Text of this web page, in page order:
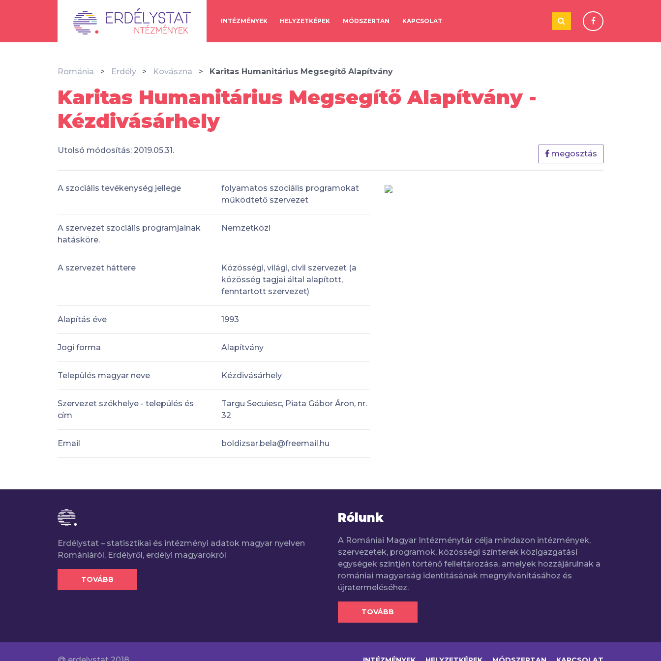
INTÉZMÉNYEK HELYZETKÉPEK MÓDSZERTAN KAPCSOLAT
Románia Erdély Kovászna Karitas Humanitárius Megsegítő Alapítvány
Karitas Humanitárius Megsegítő Alapítvány -
Kézdivásárhely
Utolsó módosítás: 2019.05.31. megosztás
A szociális tevékenység jellege
folyamatos szociális programokat
működtető szervezet
A szervezet szociális programjainak
hatásköre.
Nemzetközi
A szervezet háttere
Közösségi, világi, civil szervezet (a
közösség tagjai által alapított,
fenntartott szervezet)
Alapítás éve 1993
Jogi forma Alapítvány
Település magyar neve Kézdivásárhely
Szervezet székhelye - település és
cím
Targu Secuiesc, Piata Gábor Áron, nr.
32
Email boldizsar.bela@freemail.hu
Erdélystat – statisztikai és intézményi adatok magyar nyelven
Romániáról, Erdélyről, erdélyi magyarokról
TOVÁBB
Rólunk
A Romániai Magyar Intézménytár célja mindazon intézmények,
szervezetek, programok, közösségi színterek közigazgatási
egységek szintjén történő felleltározása, amelyek hozzájárulnak a
romániai magyarság identitásának megnyilvánításához és
újratermeléséhez.
TOVÁBB